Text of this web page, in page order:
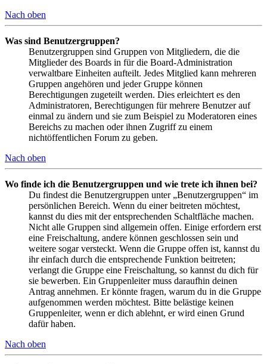
Nach oben
Was sind Benutzergruppen?
Benutzergruppen sind Gruppen von Mitgliedern, die die
Mitglieder des Boards in für die Board-Administration
verwaltbare Einheiten aufteilt. Jedes Mitglied kann mehreren
Gruppen angehören und jeder Gruppe können
Berechtigungen zugeteilt werden. Dies erleichtert es den
Administratoren, Berechtigungen für mehrere Benutzer auf
einmal zu ändern und sie zum Beispiel zu Moderatoren eines
Bereichs zu machen oder ihnen Zugriff zu einem
nichtöffentlichen Forum zu geben.
Nach oben
Wo finde ich die Benutzergruppen und wie trete ich ihnen bei?
Du findest die Benutzergruppen unter „Benutzergruppen“ im
persönlichen Bereich. Wenn du einer beitreten möchtest,
kannst du dies mit der entsprechenden Schaltfläche machen.
Nicht alle Gruppen sind allgemein offen. Einige erfordern erst
eine Freischaltung, andere können geschlossen sein und
weitere sogar versteckt. Wenn die Gruppe offen ist, kannst du
ihr einfach durch die entsprechende Funktion beitreten;
verlangt die Gruppe eine Freischaltung, so kannst du dich für
sie bewerben. Ein Gruppenleiter muss daraufhin deinen
Antrag annehmen. Er könnte fragen, warum du in die Gruppe
aufgenommen werden möchtest. Bitte belästige keinen
Gruppenleiter, wenn er dich ablehnt, er wird einen Grund
dafür haben.
Nach oben